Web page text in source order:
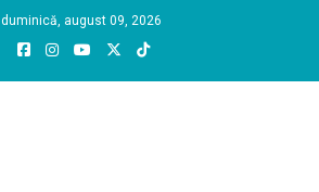
duminică, august 09, 2026